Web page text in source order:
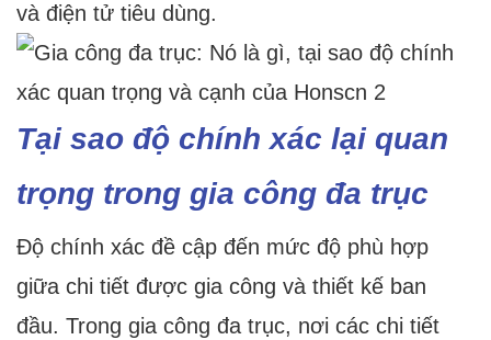
và điện tử tiêu dùng.
Tại sao độ chính xác lại quan
trọng trong gia công đa trục
Độ chính xác đề cập đến mức độ phù hợp
giữa chi tiết được gia công và thiết kế ban
đầu. Trong gia công đa trục, nơi các chi tiết